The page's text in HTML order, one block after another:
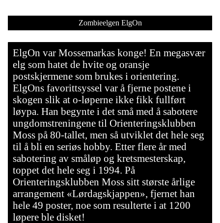
Zombieelgen ElgOn
ElgOn var Mossemarkas konge! En megasvær
elg som hatet de hvite og oransje
postskjermene som brukes i orientering.
ElgOns favorittsyssel var å fjerne postene i
skogen slik at o-løperne ikke fikk fullført
løypa. Han begynte i det små med å sabotere
ungdomstreningene til Orienteringsklubben
Moss på 80-tallet, men så utviklet det hele seg
til å bli en seriøs hobby. Etter flere år med
sabotering av småløp og kretsmesterskap,
toppet det hele seg i 1994. På
Orienteringsklubben Moss sitt største årlige
arrangement «Lørdagskjappen», fjernet han
hele 49 poster, noe som resulterte i at 1200
løpere ble disket!